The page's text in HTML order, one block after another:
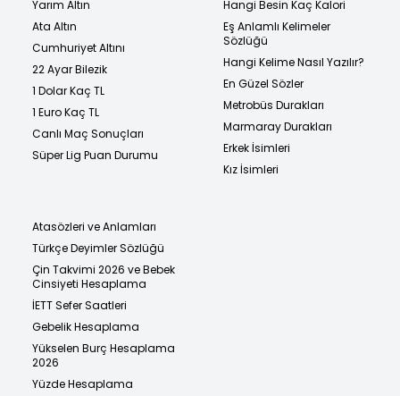
Yarım Altın
Ata Altın
Cumhuriyet Altını
22 Ayar Bilezik
1 Dolar Kaç TL
1 Euro Kaç TL
Canlı Maç Sonuçları
Süper Lig Puan Durumu
Hangi Besin Kaç Kalori
Eş Anlamlı Kelimeler
Sözlüğü
Hangi Kelime Nasıl Yazılır?
En Güzel Sözler
Metrobüs Durakları
Marmaray Durakları
Erkek İsimleri
Kız İsimleri
Atasözleri ve Anlamları
Türkçe Deyimler Sözlüğü
Çin Takvimi 2026 ve Bebek
Cinsiyeti Hesaplama
İETT Sefer Saatleri
Gebelik Hesaplama
Yükselen Burç Hesaplama
2026
Yüzde Hesaplama